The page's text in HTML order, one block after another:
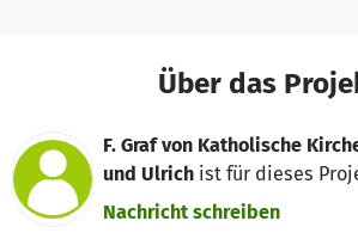
Über das
F. Graf von Katholische
und Ulrich ist für dieses
Nachricht schreiben